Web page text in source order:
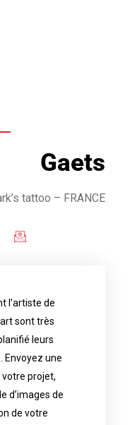
Gaets
tattoo – FRANCE
l’artiste de
sont très
leurs
Envoyez une
projet,
d’images de
de votre
Send an
project, if
reference
request, the
tell you his